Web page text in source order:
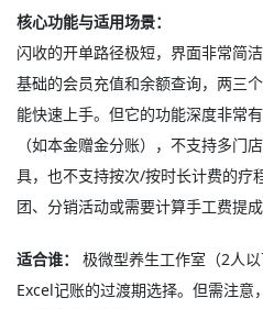
核心功能与适用场景：
闪收的开单路径极短，界面非常简
基础的会员充值和余额查询，两三
能快速上手。但它的功能深度非常
（如本金赠金分账），不支持多门
具，也不支持按次/按时长计费的疗
团、分销活动或需要计算手工费提
适合谁：
极微型养生工作室（2人
Excel记账的过渡期选择。但需注